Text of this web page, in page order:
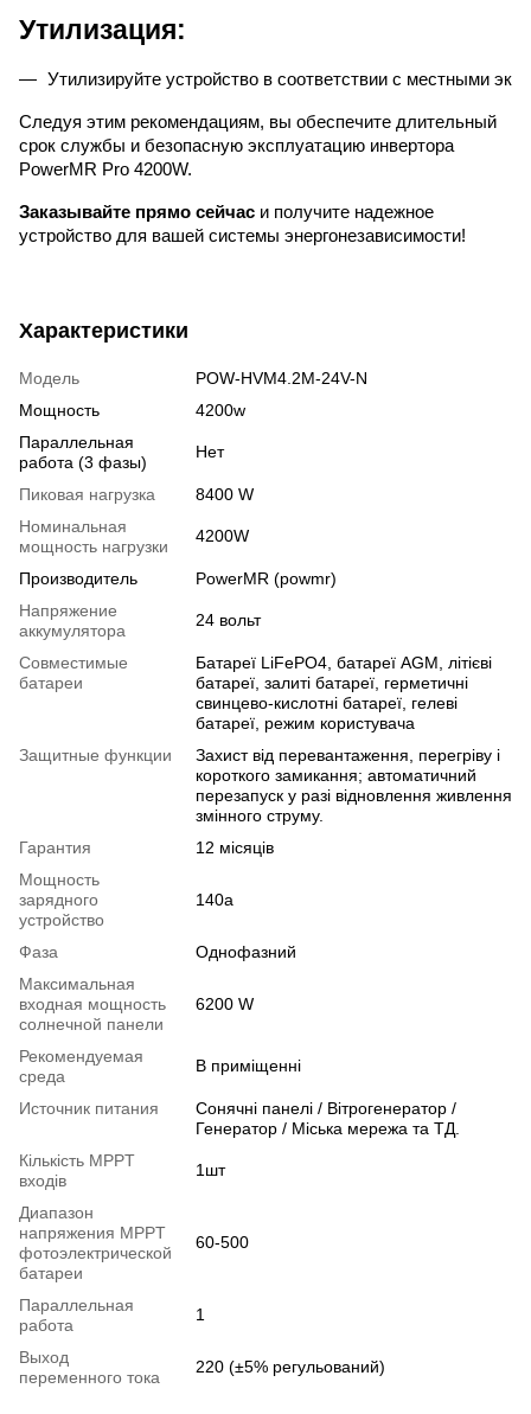
Утилизация:
Утилизируйте устройство в соответствии с местными
Следуя этим рекомендациям, вы обеспечите длительный
срок службы и безопасную эксплуатацию инвертора
PowerMR Pro 4200W.
Заказывайте прямо сейчас и получите надежное
устройство для вашей системы энергонезависимости!
Характеристики
Модель
POW-HVM4.2M-24V-N
Мощность
4200w
Параллельная
работа (3 фазы)
Нет
Пиковая нагрузка
8400 W
Номинальная
мощность нагрузки
4200W
Производитель
PowerMR (powmr)
Напряжение
аккумулятора
24 вольт
Совместимые
батареи
Батареї LiFePO4, батареї AGM, літієві
батареї, залиті батареї, герметичні
свинцево-кислотні батареї, гелеві
батареї, режим користувача
Защитные функции
Захист від перевантаження, перегріву і
короткого замикання; автоматичний
перезапуск у разі відновлення живлення
змінного струму.
Гарантия
12 місяців
Мощность
зарядного
устройство
140a
Фаза
Однофазний
Максимальная
входная мощность
солнечной панели
6200 W
Рекомендуемая
среда
В приміщенні
Источник питания
Сонячні панелі / Вітрогенератор /
Генератор / Міська мережа та ТД.
Кількість MPPT
входів
1шт
Диапазон
напряжения MPPT
фотоэлектрической
батареи
60-500
Параллельная
работа
1
Выход
переменного тока
220 (±5% регульований)